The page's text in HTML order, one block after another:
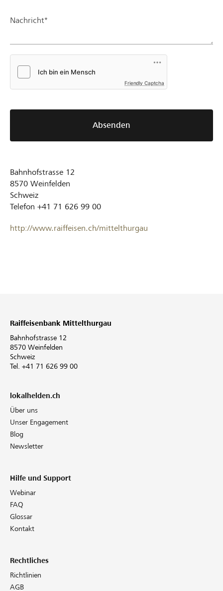
Nachricht*
Friendly Captcha
Absenden
Bahnhofstrasse 12
8570 Weinfelden
Schweiz
Telefon +41 71 626 99 00
http://www.raiffeisen.ch/mittelthurgau
Raiffeisenbank Mittelthurgau
Bahnhofstrasse 12
8570 Weinfelden
Schweiz
Tel. +41 71 626 99 00
lokalhelden.ch
Über uns
Unser Engagement
Blog
Newsletter
Hilfe und Support
Webinar
FAQ
Glossar
Kontakt
Rechtliches
Richtlinien
AGB